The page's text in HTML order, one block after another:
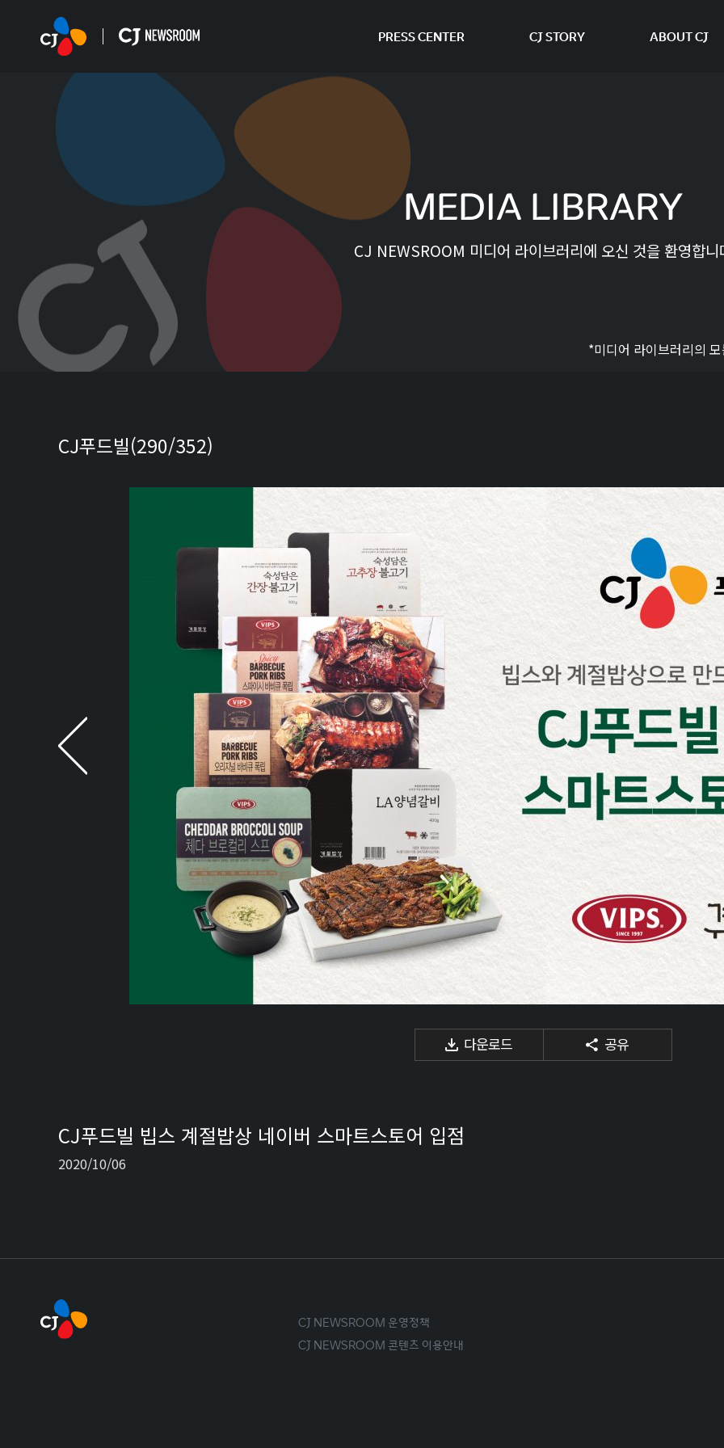
PRESS CENTER CJ STORY ABOUT CJ
MEDIA LIBRARY
CJ NEWSROOM 미디어 라이브러리에 오신 것을 환영합니
*미디어 라이브러리의
CJ푸드빌(290/352)
다운로드 공유
CJ푸드빌 빕스 계절밥상 네이버 스마트스토어 입점
2020/10/06
CJ NEWSROOM 운영정책
CJ NEWSROOM 콘텐츠 이용안내